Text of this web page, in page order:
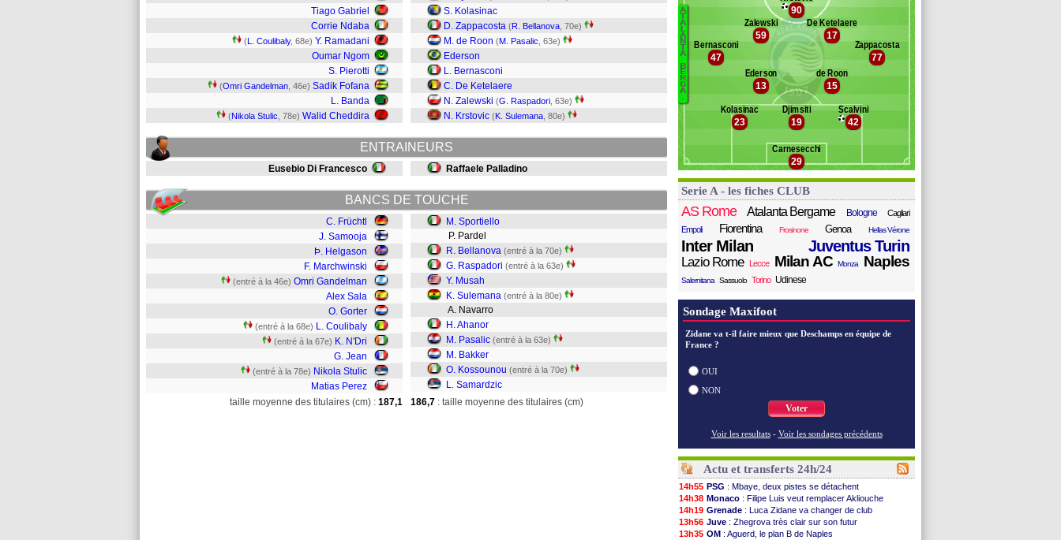
Tiago Gabriel
Corrie Ndaba
(L. Coulibaly, 68e) Y. Ramadani
Oumar Ngom
S. Pierotti
(Omri Gandelman , 46e) Sadik Fofana
L. Banda
(Nikola Stulic , 78e) Walid Cheddira
S. Kolasinac
D. Zappacosta (R. Bellanova , 70e)
M. de Roon (M. Pasalic , 63e)
Ederson
L. Bernasconi
C. De Ketelaere
N. Zalewski (G. Raspadori , 63e)
N. Krstovic (K. Sulemana , 80e)
ENTRAINEURS
Eusebio Di Francesco Raffaele Palladino
BANCS DE TOUCHE
C. Früchtl
J. Samooja
Þ. Helgason
F. Marchwinski
(entré à la 46e) Omri Gandelman
Alex Sala
O. Gorter
(entré à la 68e) L. Coulibaly
(entré à la 67e) K. N'Dri
G. Jean
(entré à la 78e) Nikola Stulic
Matias Perez
M. Sportiello
P. Pardel
R. Bellanova (entré à la 70e)
G. Raspadori (entré à la 63e)
Y. Musah
K. Sulemana (entré à la 80e)
A. Navarro
H. Ahanor
M. Pasalic (entré à la 63e)
M. Bakker
O. Kossounou (entré à la 70e)
L. Samardzic
taille moyenne des titulaires (cm) : 187,1 186,7 : taille moyenne des titulaires (cm)
Gorter
Marchwinski
Helgason
Früchtl
Banc des remplaçants Atalanta Berga.
Kossonou
Bakker
Ahanor
Sulemana
Bellanova
Sportiello
A
T
A
L
A
N
T
A
B
E
R
G
A
.
29
Carnesecchi
42
Scalvini
19
Djimsiti
23
Kolasinac
15
de Roon
13
Ederson
77
Zappacosta
47
Bernasconi
17
De Ketelaere
59
Zalewski
90
Serie A - les fiches CLUB
AS Rome Atalanta Bergame Bologne
Cagliari
Empoli
Fiorentina Frosinone Genoa Hellas Vérone
Inter Milan Juventus Turin
Lazio Rome Lecce Milan AC Monza Naples
Salernitana Sassuolo Torino Udinese
Sondage Maxifoot
Zidane va t-il faire mieux que Deschamps en équipe de
France ?
OUI
NON
Voter
Voir les resultats - Voir les sondages précédents
Actu et transferts 24h/24
14h55 PSG : Mbaye, deux pistes se détachent
14h38 Monaco : Filipe Luis veut remplacer Akliouche
14h19 Grenade : Luca Zidane va changer de club
13h56 Juve : Zhegrova très clair sur son futur
13h35 OM : Aguerd, le plan B de Naples